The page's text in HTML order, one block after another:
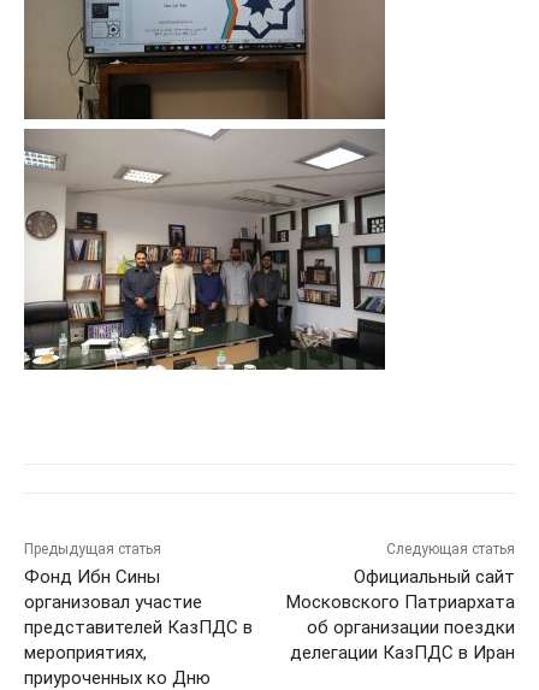
Предыдущая статья
Фонд Ибн Сины
организовал участие
представителей КазПДС в
мероприятиях,
приуроченных ко Дню
Следующая статья
Официальный сайт
Московского Патриархата
об организации поездки
делегации КазПДС в Иран